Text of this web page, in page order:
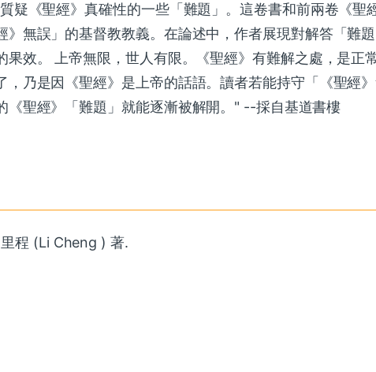
疑《聖經》真確性的一些「難題」。這卷書和前兩卷《聖
》無誤」的基督教教義。在論述中，作者展現對解答「難
效。 上帝無限，世人有限。《聖經》有難解之處，是正
乃是因《聖經》是上帝的話語。讀者若能持守「《聖經
聖經》「難題」就能逐漸被解開。" --採自基道書樓
程 (Li Cheng ) 著.